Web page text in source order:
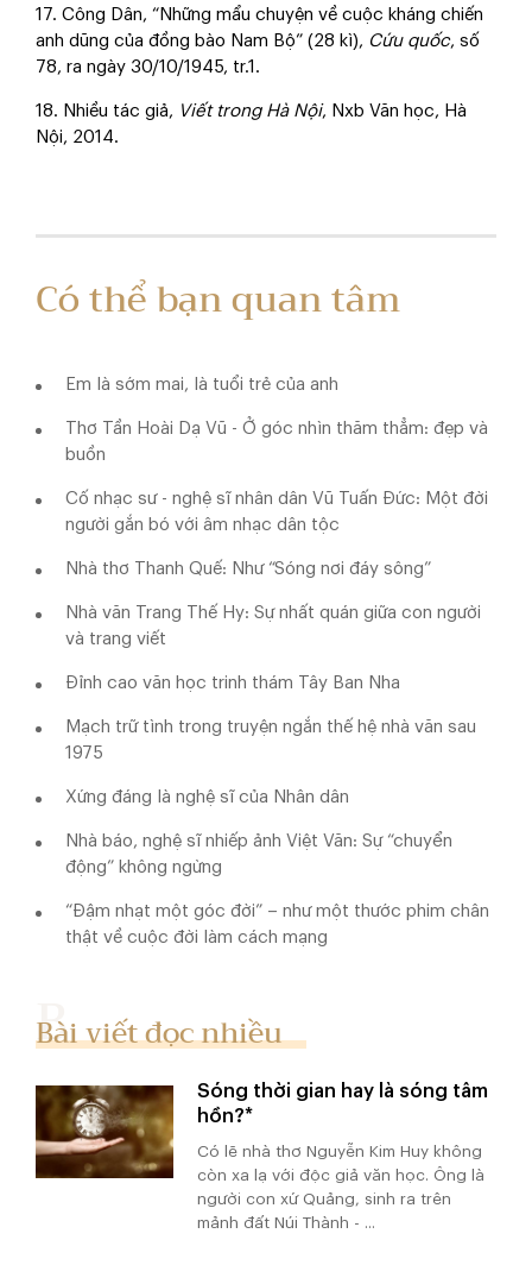
17. Công Dân, “Những mẩu chuyện về cuộc kháng chiến
anh dũng của đồng bào Nam Bộ” (28 kì), Cứu quốc, số
78, ra ngày 30/10/1945, tr.1.
18. Nhiều tác giả, Viết trong Hà Nội, Nxb Văn học, Hà
Nội, 2014.
Có thể bạn quan tâm
Em là sớm mai, là tuổi trẻ của anh
Thơ Tần Hoài Dạ Vũ - Ở góc nhìn thăm thẳm: đẹp và
buồn
Cố nhạc sư - nghệ sĩ nhân dân Vũ Tuấn Đức: Một đời
người gắn bó với âm nhạc dân tộc
Nhà thơ Thanh Quế: Như “Sóng nơi đáy sông”
Nhà văn Trang Thế Hy: Sự nhất quán giữa con người
và trang viết
Đỉnh cao văn học trinh thám Tây Ban Nha
Mạch trữ tình trong truyện ngắn thế hệ nhà văn sau
1975
Xứng đáng là nghệ sĩ của Nhân dân
Nhà báo, nghệ sĩ nhiếp ảnh Việt Văn: Sự “chuyển
động” không ngừng
“Đậm nhạt một góc đời” – như một thước phim chân
thật về cuộc đời làm cách mạng
Bài viết đọc nhiều
Sóng thời gian hay là sóng tâm
hồn?*
Có lẽ nhà thơ Nguyễn Kim Huy không
còn xa lạ với độc giả văn học. Ông là
người con xứ Quảng, sinh ra trên
mảnh đất Núi Thành - ...